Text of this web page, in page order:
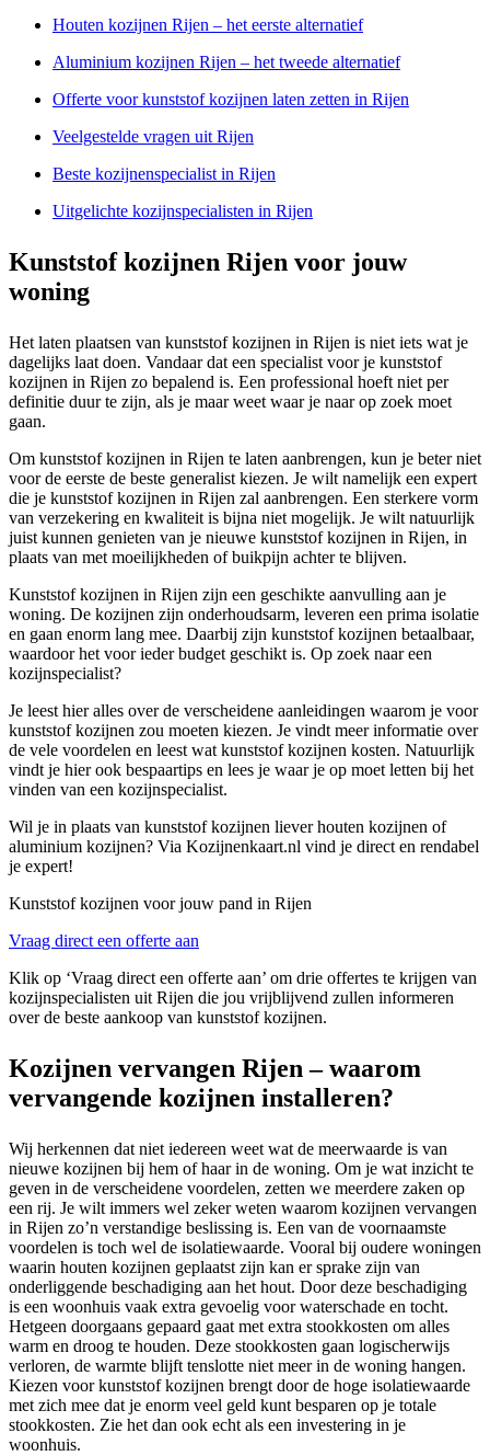
Houten kozijnen Rijen – het eerste alternatief
Aluminium kozijnen Rijen – het tweede alternatief
Offerte voor kunststof kozijnen laten zetten in Rijen
Veelgestelde vragen uit Rijen
Beste kozijnenspecialist in Rijen
Uitgelichte kozijnspecialisten in Rijen
Kunststof kozijnen Rijen voor jouw
woning
Het laten plaatsen van kunststof kozijnen in Rijen is niet iets wat je
dagelijks laat doen. Vandaar dat een specialist voor je kunststof
kozijnen in Rijen zo bepalend is. Een professional hoeft niet per
definitie duur te zijn, als je maar weet waar je naar op zoek moet
gaan.
Om kunststof kozijnen in Rijen te laten aanbrengen, kun je beter niet
voor de eerste de beste generalist kiezen. Je wilt namelijk een expert
die je kunststof kozijnen in Rijen zal aanbrengen. Een sterkere vorm
van verzekering en kwaliteit is bijna niet mogelijk. Je wilt natuurlijk
juist kunnen genieten van je nieuwe kunststof kozijnen in Rijen, in
plaats van met moeilijkheden of buikpijn achter te blijven.
Kunststof kozijnen in Rijen zijn een geschikte aanvulling aan je
woning. De kozijnen zijn onderhoudsarm, leveren een prima isolatie
en gaan enorm lang mee. Daarbij zijn kunststof kozijnen betaalbaar,
waardoor het voor ieder budget geschikt is. Op zoek naar een
kozijnspecialist?
Je leest hier alles over de verscheidene aanleidingen waarom je voor
kunststof kozijnen zou moeten kiezen. Je vindt meer informatie over
de vele voordelen en leest wat kunststof kozijnen kosten. Natuurlijk
vindt je hier ook bespaartips en lees je waar je op moet letten bij het
vinden van een kozijnspecialist.
Wil je in plaats van kunststof kozijnen liever houten kozijnen of
aluminium kozijnen? Via Kozijnenkaart.nl vind je direct en rendabel
je expert!
Kunststof kozijnen voor jouw pand in Rijen
Vraag direct een offerte aan
Klik op ‘Vraag direct een offerte aan’ om drie offertes te krijgen van
kozijnspecialisten uit Rijen die jou vrijblijvend zullen informeren
over de beste aankoop van kunststof kozijnen.
Kozijnen vervangen Rijen – waarom
vervangende kozijnen installeren?
Wij herkennen dat niet iedereen weet wat de meerwaarde is van
nieuwe kozijnen bij hem of haar in de woning. Om je wat inzicht te
geven in de verscheidene voordelen, zetten we meerdere zaken op
een rij. Je wilt immers wel zeker weten waarom kozijnen vervangen
in Rijen zo’n verstandige beslissing is. Een van de voornaamste
voordelen is toch wel de isolatiewaarde. Vooral bij oudere woningen
waarin houten kozijnen geplaatst zijn kan er sprake zijn van
onderliggende beschadiging aan het hout. Door deze beschadiging
is een woonhuis vaak extra gevoelig voor waterschade en tocht.
Hetgeen doorgaans gepaard gaat met extra stookkosten om alles
warm en droog te houden. Deze stookkosten gaan logischerwijs
verloren, de warmte blijft tenslotte niet meer in de woning hangen.
Kiezen voor kunststof kozijnen brengt door de hoge isolatiewaarde
met zich mee dat je enorm veel geld kunt besparen op je totale
stookkosten. Zie het dan ook echt als een investering in je
woonhuis.